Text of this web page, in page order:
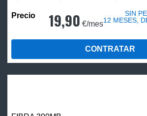
19,90 €/mes
SIN
12 MESES,
CONTRATAR